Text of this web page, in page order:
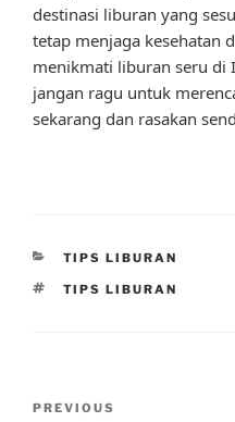
destinasi liburan yang
tetap menjaga kesehatan
menikmati liburan seru di
jangan ragu untuk
sekarang dan rasakan
CATEGORIES
TIPS LIBURAN
TAGS
TIPS LIBURAN
Previous
PREVIOUS